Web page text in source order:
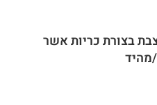
בצורת כריות אשר
מהיד